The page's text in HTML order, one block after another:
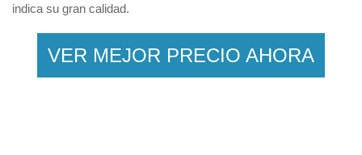
indica su gran calidad.
VER MEJOR PRECIO AHORA